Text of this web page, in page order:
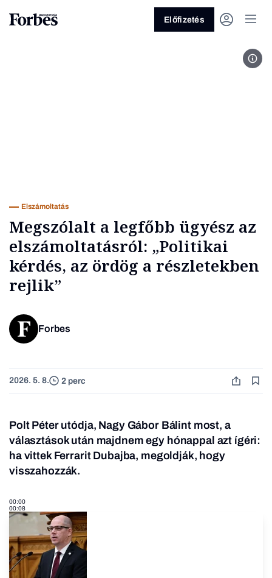
Üzlet
Előfizetés
Elszámoltatás
Megszólalt a legfőbb ügyész az
elszámoltatásról: „Politikai
kérdés, az ördög a részletekben
rejlik”
Forbes
2026. 5. 8. 2 perc
Polt Péter utódja, Nagy Gábor Bálint most, a
választások után majdnem egy hónappal azt ígéri:
ha vittek Ferrarit Dubajba, megoldják, hogy
visszahozzák.
00:00
00:08